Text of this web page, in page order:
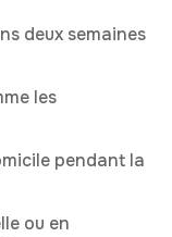
deux semaines
les
pendant la
ou en